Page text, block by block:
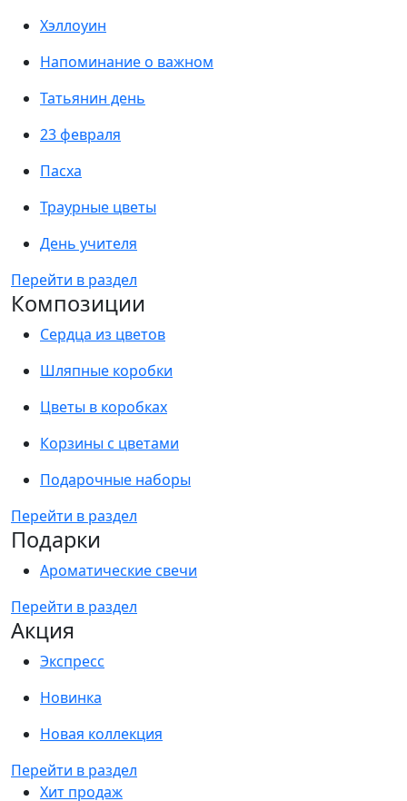
Хэллоуин
Напоминание о важном
Татьянин день
23 февраля
Пасха
Траурные цветы
День учителя
Перейти в раздел
Композиции
Сердца из цветов
Шляпные коробки
Цветы в коробках
Корзины с цветами
Подарочные наборы
Перейти в раздел
Подарки
Ароматические свечи
Перейти в раздел
Акция
Экспресс
Новинка
Новая коллекция
Перейти в раздел
Хит продаж